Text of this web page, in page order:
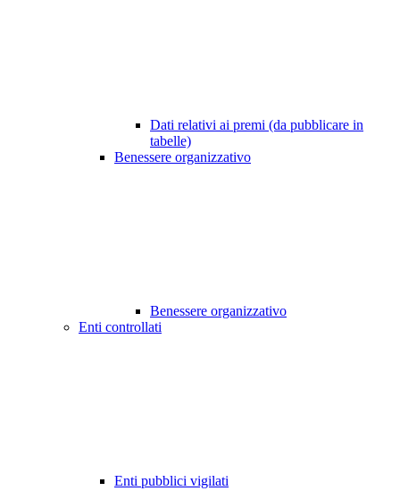
Dati relativi ai premi (da pubblicare in
tabelle)
Benessere organizzativo
Benessere organizzativo
Enti controllati
Enti pubblici vigilati